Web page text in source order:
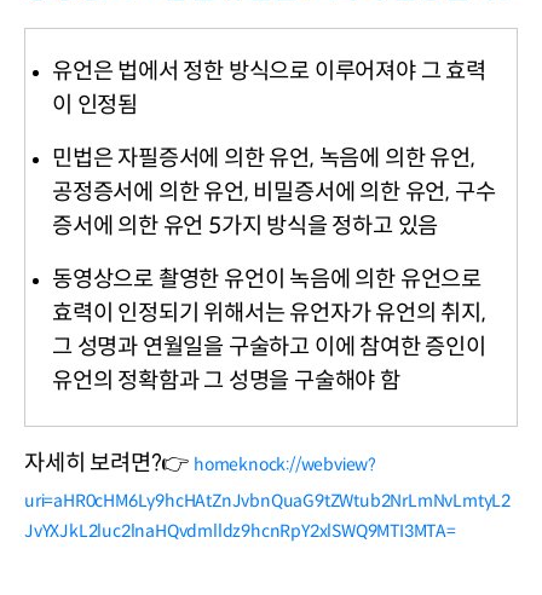
유언은 법에서 정한 방식으로 이루어져야 그 효력
이 인정됨
민법은 자필증서에 의한 유언, 녹음에 의한 유언,
공정증서에 의한 유언, 비밀증서에 의한 유언, 구수
증서에 의한 유언 5가지 방식을 정하고 있음
동영상으로 촬영한 유언이 녹음에 의한 유언으로
효력이 인정되기 위해서는 유언자가 유언의 취지 ,
그 성명과 연월일을 구술하고 이에 참여한 증인이
유언의 정확함과 그 성명을 구술해야 함
자세히 보려면?👉 homeknock://webview?
uri=aHR0cHM6Ly9hcHAtZnJvbnQuaG9tZWtub2NrLmNvLmtyL2
JvYXJkL2luc2lnaHQvdmlldz9hcnRpY2xlSWQ9MTI3MTA=